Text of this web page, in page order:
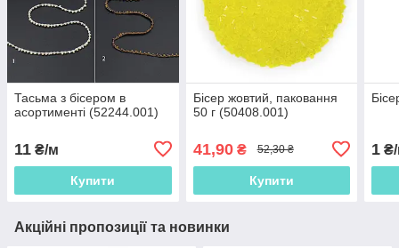
Тасьма з бісером в
асортименті (52244.001)
11 ₴/м
Купити
Бісер жовтий, паковання
50 г (50408.001)
41,90₴ 52,30 ₴
Купити
1 ₴/
Акційні пропозиції та новинки